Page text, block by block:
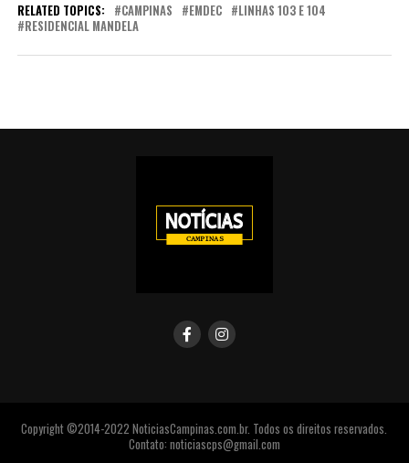
RELATED TOPICS: CAMPINAS EMDEC
LINHAS 103 E 104
RESIDENCIAL MANDELA
Copyright ©2014-2022 NoticiasCampinas.com.br. Todos os direitos reservados.
Contato: noticiascps@gmail.com